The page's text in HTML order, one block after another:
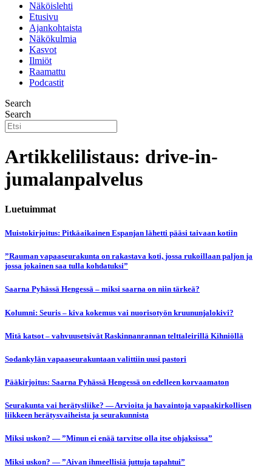
Näköislehti
Etusivu
Ajankohtaista
Näkökulmia
Kasvot
Ilmiöt
Raamattu
Podcastit
Search
Search
Artikkelilistaus: drive-in-
jumalanpalvelus
Luetuimmat
Muistokirjoitus: Pitkäaikainen Espanjan lähetti pääsi taivaan kotiin
”Rauman vapaaseurakunta on rakastava koti, jossa rukoillaan paljon ja
jossa jokainen saa tulla kohdatuksi”
Saarna Pyhässä Hengessä – miksi saarna on niin tärkeä?
Kolumni: Seuris – kiva kokemus vai nuorisotyön kruununjalokivi?
Mitä katsot – vahvuusetsivät Raskinnanrannan telttaleirillä Kihniöllä
Sodankylän vapaaseurakuntaan valittiin uusi pastori
Pääkirjoitus: Saarna Pyhässä Hengessä on edelleen korvaamaton
Seurakunta vai herätysliike? — Arvioita ja havaintoja vapaakirkollisen
liikkeen herätysvaiheista ja seurakunnista
Miksi uskon? — ”Minun ei enää tarvitse olla itse ohjaksissa”
Miksi uskon? — ”Aivan ihmeellisiä juttuja tapahtui”